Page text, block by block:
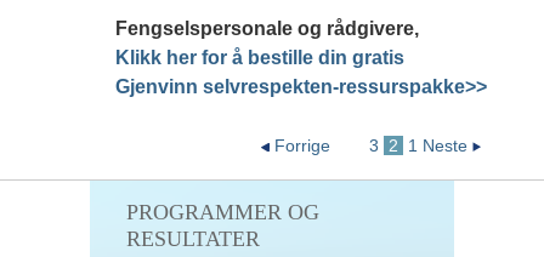
Fengselspersonale og rådgivere,
Klikk her for å bestille din gratis
Gjenvinn selvrespekten-ressurspakke>>
Neste
1
2
3
Forrige
PROGRAMMER OG
RESULTATER